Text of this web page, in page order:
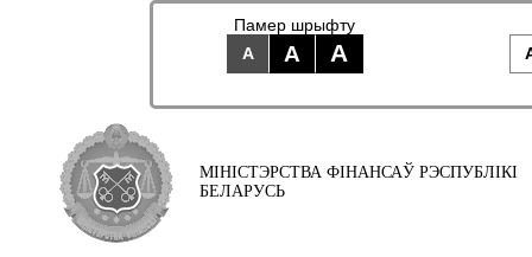
Памер шрыфту
A
A A
МІНІСТЭРСТВА ФІНАНСАЎ РЭСПУБЛІКІ
БЕЛАРУСЬ